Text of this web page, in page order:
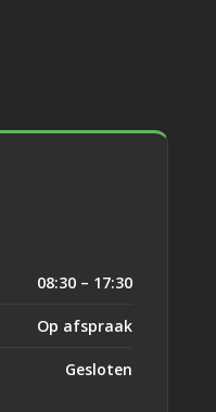
08:30 – 17:30
Op afspraak
Gesloten